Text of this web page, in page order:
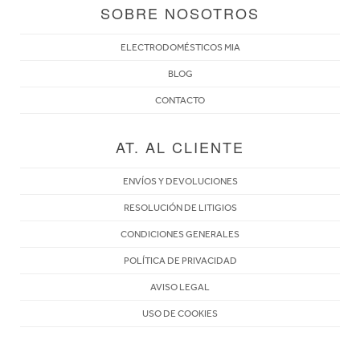
SOBRE NOSOTROS
ELECTRODOMÉSTICOS MIA
BLOG
CONTACTO
AT. AL CLIENTE
ENVÍOS Y DEVOLUCIONES
RESOLUCIÓN DE LITIGIOS
CONDICIONES GENERALES
POLÍTICA DE PRIVACIDAD
AVISO LEGAL
USO DE COOKIES